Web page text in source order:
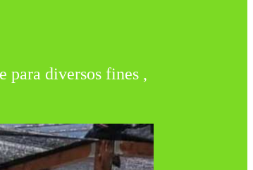
para diversos fines ,